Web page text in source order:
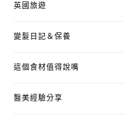
英國旅遊
變髮日記＆保養
這個食材值得說嘴
醫美經驗分享